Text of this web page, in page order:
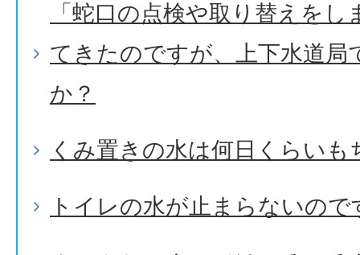
「蛇口の点検や取り替えを
てきたのですが、上下水道局
か？
くみ置きの水は何日くらいも
トイレの水が止まらないので